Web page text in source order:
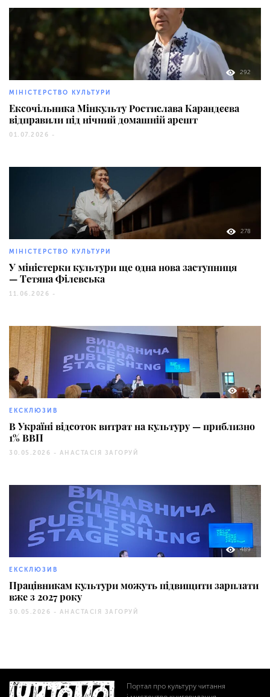
292
МІНІСТЕРСТВО КУЛЬТУРИ
Ексочільника Мінкульту Ростислава Карандєєва
відправили під нічний домашній арешт
01.07.2026 -
278
МІНІСТЕРСТВО КУЛЬТУРИ
У міністерки культури ще одна нова заступниця
— Тетяна Філевська
11.06.2026 -
155
ЕКСКЛЮЗИВ
В Україні відсоток витрат на культуру — приблизно
1% ВВП
30.05.2026 - АНАСТАСІЯ ЗАГОРУЙ
489
ЕКСКЛЮЗИВ
Працівникам культури можуть підвищити зарплати
вже з 2027 року
30.05.2026 - АНАСТАСІЯ ЗАГОРУЙ
Портал про культуру читання